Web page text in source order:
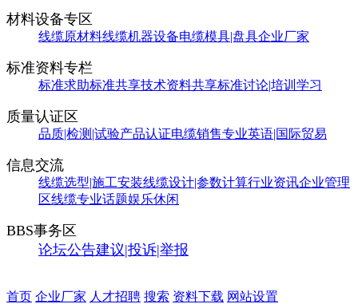
材料设备专区
线缆原材料线缆机器设备电缆模具|盘具企业厂家
标准资料专栏
标准求助标准共享技术资料共享标准讨论|培训学习
质量认证区
品质|检测|试验产品认证电缆销售专业英语|国际贸易
信息交流
线缆选型|施工安装线缆设计|参数计算行业资讯企业管理
区线缆专业话题娱乐休闲
BBS事务区
论坛公告建议|投诉|举报
首页 企业厂家 人才招聘 搜索 资料下载 网站设置